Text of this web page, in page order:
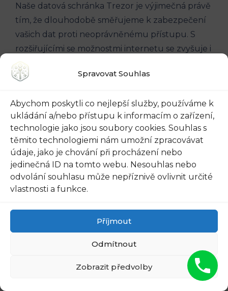
Spravovat Souhlas
Abychom poskytli co nejlepší služby, používáme k
ukládání a/nebo přístupu k informacím o zařízení,
technologie jako jsou soubory cookies. Souhlas s
těmito technologiemi nám umožní zpracovávat
údaje, jako je chování při procházení nebo
jedinečná ID na tomto webu. Nesouhlas nebo
odvolání souhlasu může nepříznivě ovlivnit určité
vlastnosti a funkce.
Příjmout
Odmítnout
Zobrazit předvolby
Naše datová schránka Trezor je výjimečná právě
tím, že dlouhodobě směřujeme k zabezpečení
vašich dat proti neoprávněnému přístupu. S
rozšiřujícími se možnostmi internetu se zvyšuje i
riziko, že vaše citlivé informace mohou být
vykradeny nebo zneužity. S naší datovou
data jsou bezpečná.
Co naše datová schránka Trezor nabízí:
– **Silné šifrování**: Vaše data jsou chráněna
pokročilým šifrováním, které výrazně snižuje
riziko, že budou snadno přístupná
že pouze vy budete mít přístup ke svým datům.
pravidelně aktualizována, aby se odstranily